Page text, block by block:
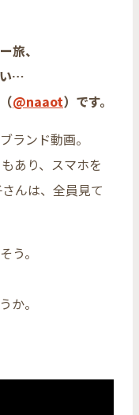
旅、
い…
@naaot）です。
ランド動画。
あり、スマホを
んは、全員見て
う。
か。